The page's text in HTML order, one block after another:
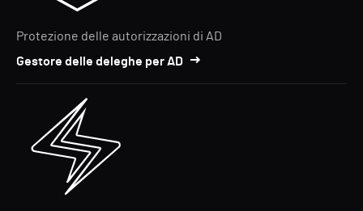
Protezione delle autorizzazioni di AD
Gestore delle deleghe per AD